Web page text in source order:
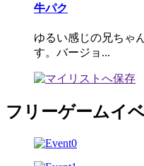
牛パク
ゆるい感じの兄ちゃ
す。バージョ...
フリーゲームイ